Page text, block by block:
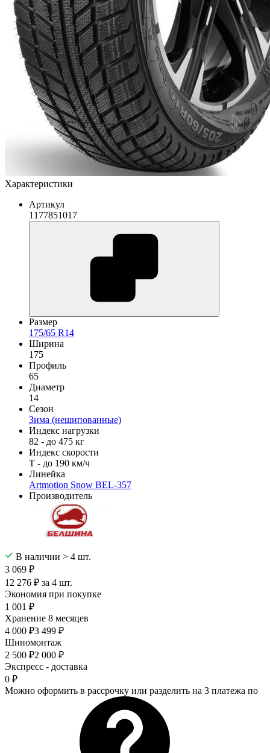
Характеристики
Артикул
1177851017
Размер
175/65 R14
Ширина
175
Профиль
65
Диаметр
14
Сезон
Зима (нешипованные)
Индекс нагрузки
82 - до 475 кг
Индекс скорости
T - до 190 км/ч
Линейка
Artmotion Snow BEL-357
Производитель
В наличии > 4 шт.
3 069 ₽
12 276 ₽ за 4 шт.
Экономия при покупке
1 001 ₽
Хранение 8 месяцев
4 000 ₽3 499 ₽
Шиномонтаж
2 500 ₽2 000 ₽
Экспресс - доставка
0 ₽
Можно оформить в рассрочку или разделить на 3 платежа по